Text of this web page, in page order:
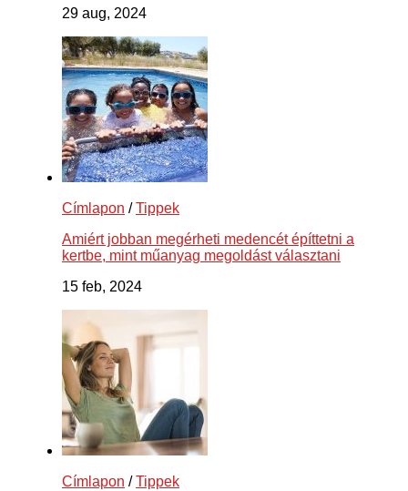
29 aug, 2024
Címlapon /Tippek
Amiért jobban megérheti medencét építtetni a
kertbe, mint műanyag megoldást választani
15 feb, 2024
Címlapon /Tippek